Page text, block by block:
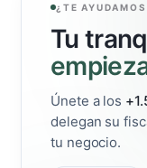
¿TE
Tu
Únete a los
delegan su
tu negocio.